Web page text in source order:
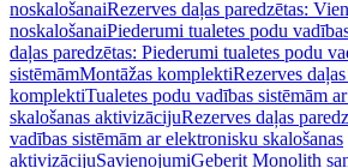
noskalošanaiRezerves daļas paredzētas:
noskalošanaiPiederumi tualetes podu
daļas paredzētas: Piederumi tualetes podu
sistēmāmMontāžas komplektiRezerves
komplektiTualetes podu vadības sistēmām
skalošanas aktivizācijuRezerves daļas
vadības sistēmām ar elektronisku skalošanas
aktivizācijuSavienojumiGeberit Monolith